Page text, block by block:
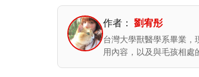
作者： 劉宥彤
台灣大學獸醫學系畢業
用內容，以及與毛孩相處